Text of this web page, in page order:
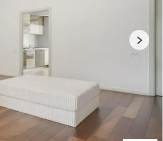
Next